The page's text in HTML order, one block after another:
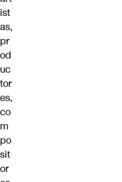
ist
as,
pr
od
uc
tor
es,
co
m
po
sit
or